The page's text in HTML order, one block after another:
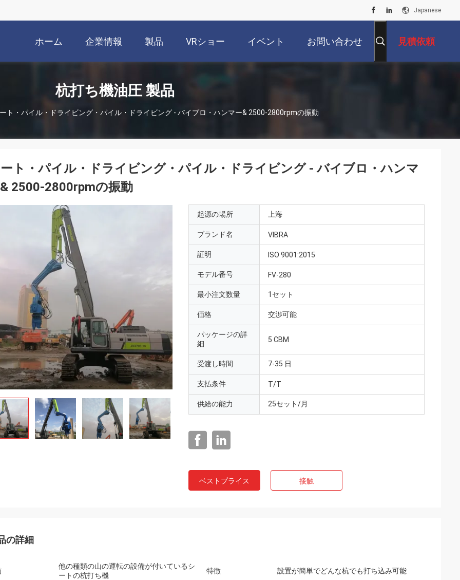
Japanese
ホーム 企業情報 製品 VRショー イベント お問い合わせ 見積依頼
杭打ち機油圧 製品
ト・パイル・ドライビング・パイル・ドライビング - バイブロ・ハンマー& 2500-2800rpmの振動
ト・パイル・ドライビング・パイル・ドライビング - バイブロ・ハンマ
2500-2800rpmの振動
起源の場所 上海
ブランド名 VIBRA
証明 ISO 9001:2015
モデル番号 FV-280
最小注文数量 1セット
価格 交渉可能
パッケージの詳
細
5 CBM
受渡し時間 7-35 日
支払条件 T/T
供給の能力 25セット/月
ベストプライス 接触
の詳細
他の種類の山の運転の設備が付いているシ
ートの杭打ち機
特徴 設置が簡単でどんな杭でも打ち込み可能